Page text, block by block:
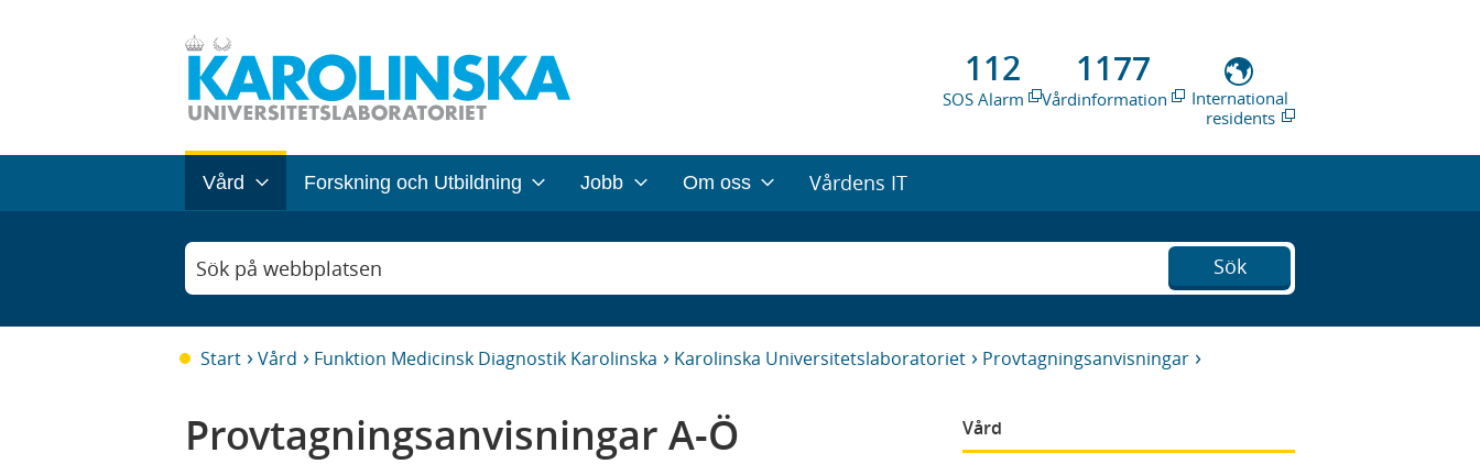
112
SOS Alarm
1177
Vårdinformation
International
residents
Vård Forskning och Utbildning Jobb Om oss Vårdens IT
Sök på webbplatsen Sök
Start Vård Funktion Medicinsk Diagnostik Karolinska Karolinska Universitetslaboratoriet Provtagningsanvisningar
Vård
Provtagningsanvisningar A-Ö